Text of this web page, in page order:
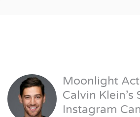
Moonlight
Calvin
Instagram